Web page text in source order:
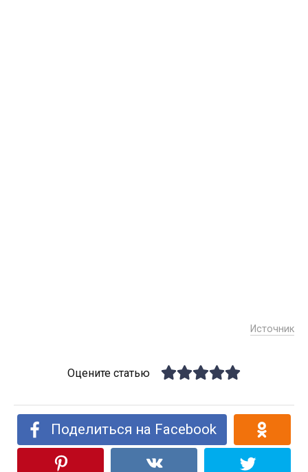
Источник
Оцените статью
Поделиться на Facebook